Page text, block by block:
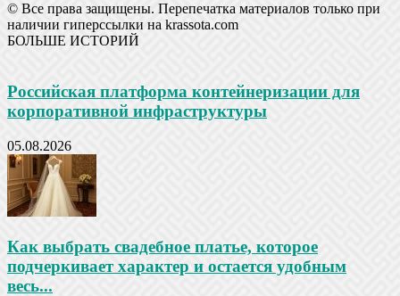
© Все права защищены. Перепечатка материалов только при
наличии гиперссылки на krassota.com
БОЛЬШЕ ИСТОРИЙ
Российская платформа контейнеризации для
корпоративной инфраструктуры
05.08.2026
Как выбрать свадебное платье, которое
подчеркивает характер и остается удобным
весь...